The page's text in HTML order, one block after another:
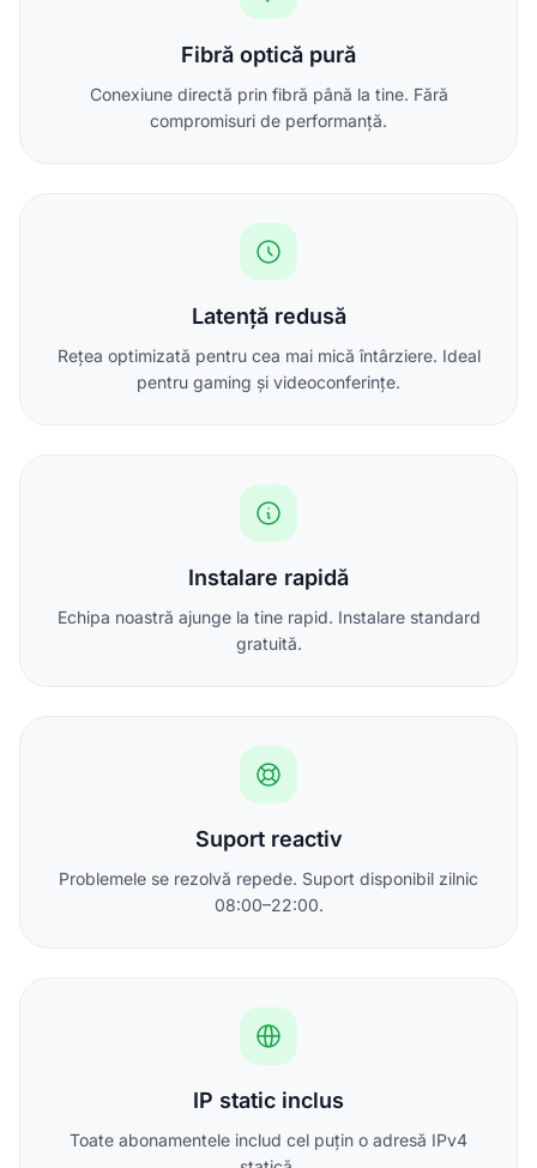
Fibră optică pură
Conexiune directă prin fibră până la tine. Fără
compromisuri de performanță.
Latență redusă
Rețea optimizată pentru cea mai mică întârziere. Ideal
pentru gaming și videoconferințe.
Instalare rapidă
Echipa noastră ajunge la tine rapid. Instalare standard
gratuită.
Suport reactiv
Problemele se rezolvă repede. Suport disponibil zilnic
08:00–22:00.
IP static inclus
Toate abonamentele includ cel puțin o adresă IPv4